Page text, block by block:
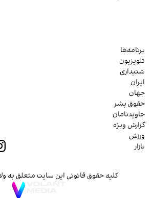
برنامه‌ها
تلویزیون
شنیداری
ایران
جهان
حقوق بشر
جاویدنامان
گزارش ویژه
ورزش
بازار
کلیه حقوق قانونی این سایت متعلق به